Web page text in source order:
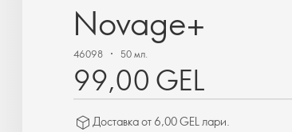
Novage+
46098 50 мл.
99,00 GEL
Доставка от 6,00 GEL лари.